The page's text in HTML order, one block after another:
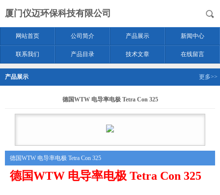
厦门仪迈环保科技有限公司
网站首页 公司简介 产品展示 新闻中心
联系我们 产品目录 技术文章 在线留言
产品展示 更多>>
德国WTW 电导率电极 Tetra Con 325
德国WTW 电导率电极 Tetra Con 325
德国WTW 电导率电极 Tetra Con 325